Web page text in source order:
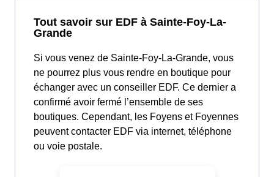
Tout savoir sur EDF à Sainte-Foy-La-
Grande
Si vous venez de Sainte-Foy-La-Grande, vous
ne pourrez plus vous rendre en boutique pour
échanger avec un conseiller EDF. Ce dernier a
confirmé avoir fermé l’ensemble de ses
boutiques. Cependant, les Foyens et Foyennes
peuvent contacter EDF via internet, téléphone
ou voie postale.